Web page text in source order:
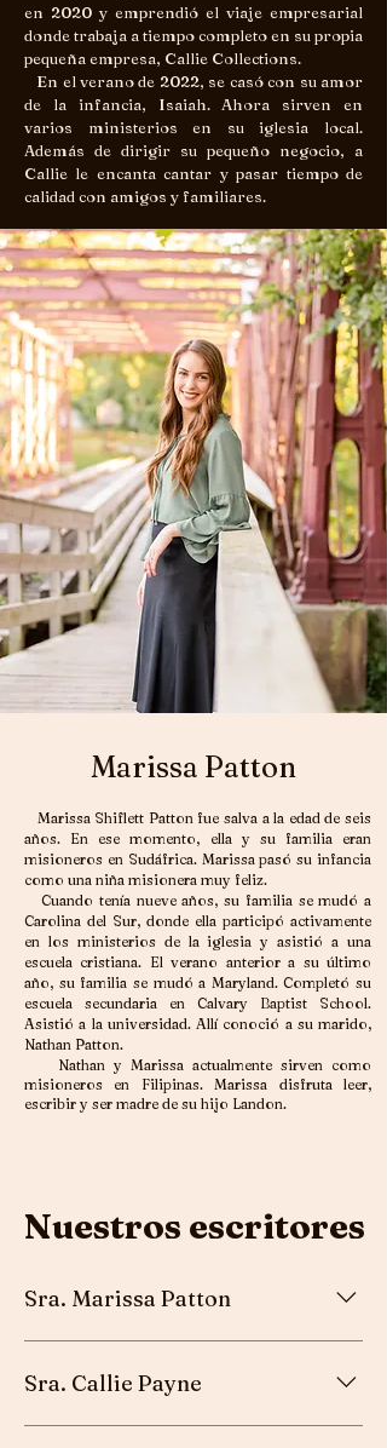
en 2020 y emprendió el viaje empresarial
donde trabaja a tiempo completo en su propia
pequeña empresa, Callie Collections.
En el verano de 2022, se casó con su amor
de la infancia, Isaiah. Ahora sirven en
varios ministerios en su iglesia local.
Además de dirigir su pequeño negocio, a
Callie le encanta cantar y pasar tiempo de
calidad con amigos y familiares.
Marissa Patton
Marissa Shiflett Patton fue salva a la edad de seis
años. En ese momento, ella y su familia eran
misioneros en Sudáfrica. Marissa pasó su infancia
como una niña misionera muy feliz.
Cuando tenía nueve años, su familia se mudó a
Carolina del Sur, donde ella participó activamente
en los ministerios de la iglesia y asistió a una
escuela cristiana. El verano anterior a su último
año, su familia se mudó a Maryland. Completó su
escuela secundaria en Calvary Baptist School.
Asistió a la universidad. Allí conoció a su marido,
Nathan Patton.
Nathan y Marissa actualmente sirven como
misioneros en Filipinas. Marissa disfruta leer,
escribir y ser madre de su hijo Landon.
Nuestros escritores
Sra. Marissa Patton
Occidental, Filipinas
Sra. Callie Payne